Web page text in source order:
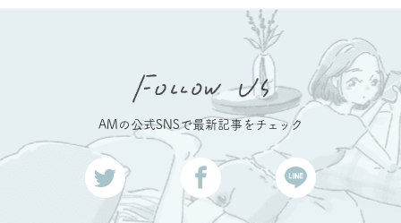
AMの公式SNSで最新記事をチェック